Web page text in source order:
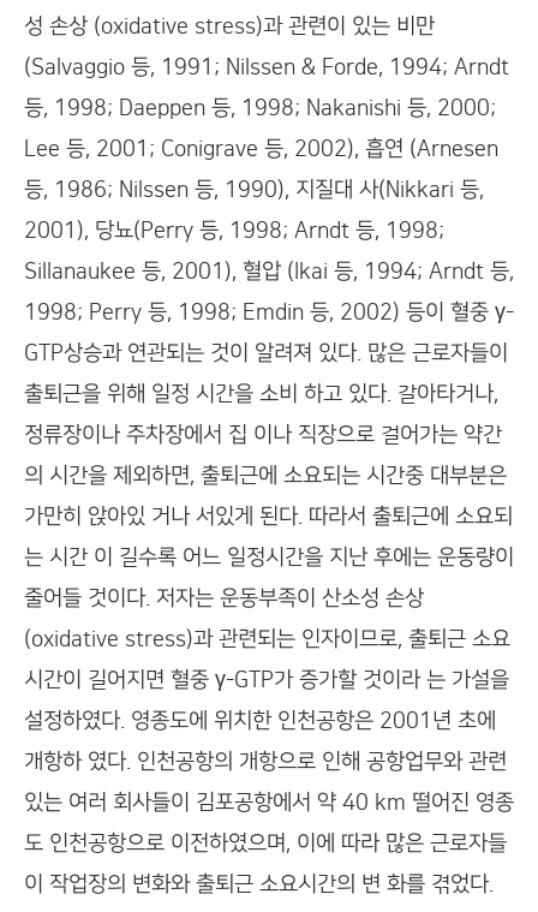
성 손상 (oxidative stress)과 관련이 있는 비만
(Salvaggio 등, 1991; Nilssen & Forde, 1994; Arndt
등, 1998; Daeppen 등, 1998; Nakanishi 등, 2000;
Lee 등, 2001; Conigrave 등, 2002), 흡연 (Arnesen
등, 1986; Nilssen 등, 1990), 지질대 사(Nikkari 등,
2001), 당뇨(Perry 등, 1998; Arndt 등, 1998;
Sillanaukee 등, 2001), 혈압 (Ikai 등, 1994; Arndt 등,
1998; Perry 등, 1998; Emdin 등, 2002) 등이 혈중 γ-
GTP상승과 연관되는 것이 알려져 있다. 많은 근로자들이
출퇴근을 위해 일정 시간을 소비 하고 있다. 갈아타거나,
정류장이나 주차장에서 집 이나 직장으로 걸어가는 약간
의 시간을 제외하면, 출퇴근에 소요되는 시간중 대부분은
가만히 앉아있 거나 서있게 된다. 따라서 출퇴근에 소요되
는 시간 이 길수록 어느 일정시간을 지난 후에는 운동량이
줄어들 것이다. 저자는 운동부족이 산소성 손상
(oxidative stress)과 관련되는 인자이므로, 출퇴근 소요
시간이 길어지면 혈중 γ-GTP가 증가할 것이라 는 가설을
설정하였다. 영종도에 위치한 인천공항은 2001년 초에
개항하 였다. 인천공항의 개항으로 인해 공항업무와 관련
있는 여러 회사들이 김포공항에서 약 40 km 떨어진 영종
도 인천공항으로 이전하였으며, 이에 따라 많은 근로자들
이 작업장의 변화와 출퇴근 소요시간의 변 화를 겪었다.